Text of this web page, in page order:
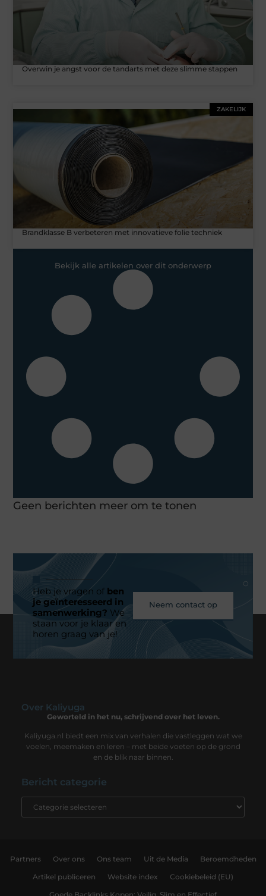
Overwin je angst voor de tandarts met deze slimme stappen
ZAKELIJK
Brandklasse B verbeteren met innovatieve folie techniek
Bekijk alle artikelen over dit onderwerp
Geen berichten meer om te tonen
Heb je vragen ofben
je geïnteresseerd in
samenwerking? We
staan voor je klaar en
horen graag van je!
Neem contact op
Over Kaliyuga
Geworteld in het nu, schrijvend over het leven.
Kaliyuga.nl biedt een mix van verhalen die vastleggen wat we
voelen, meemaken en leren – met beide voeten op de grond
en de blik naar binnen.
Bericht categorie
Partners Over ons Ons team Uit de Media Beroemdheden
Artikel publiceren Website index Cookiebeleid (EU)